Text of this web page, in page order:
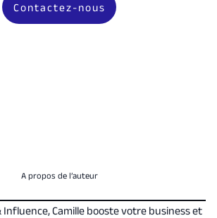
Contactez-nous
A propos de l’auteur
Influence, Camille booste votre business et